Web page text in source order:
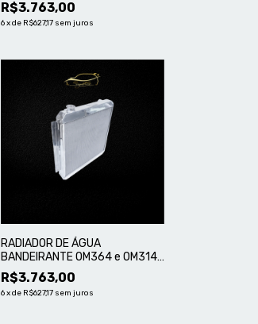
R$3.763,00
6 xde R$627,17 sem juros
RADIADOR DE ÁGUA
BANDEIRANTE OM364 e OM314
- SIGNATURE
R$3.763,00
6 xde R$627,17 sem juros